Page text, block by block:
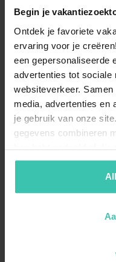
Begin je
Ontdek je favoriete
ervaring voor je
een gepersonaliseerde
advertenties tot sociale
websiteverkeer.
media, advertenties en
je gebruik van onze
gegevens combineren
hen hebt gedeeld of
van je gebruik van hun
jouw